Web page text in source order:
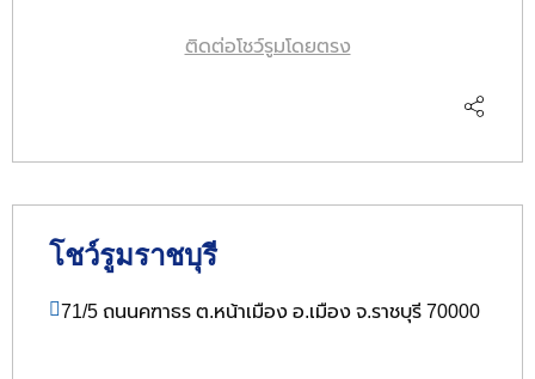
ติดต่อโชว์รูมโดยตรง
โชว์รูมราชบุรี
71/5 ถนนคฑาธร ต.หน้าเมือง อ.เมือง จ.ราชบุรี 70000